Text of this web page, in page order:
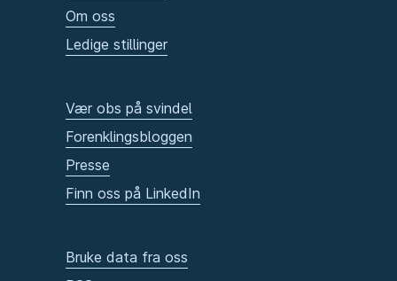
Om oss
Ledige stillinger
Vær obs på svindel
Forenklingsbloggen
Presse
Finn oss på LinkedIn
Bruke data fra oss